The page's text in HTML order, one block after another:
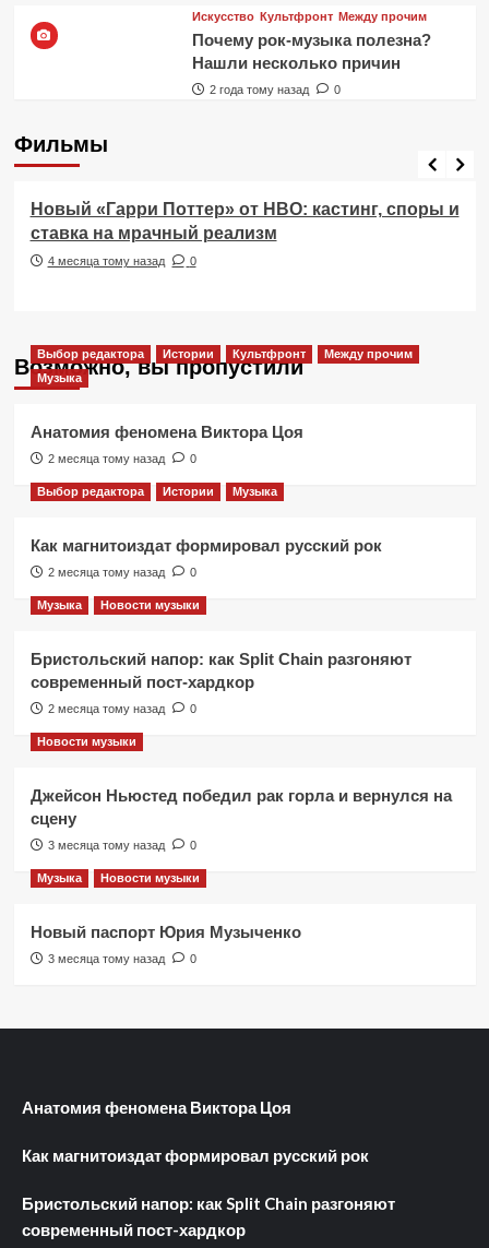
Искусство Культфронт Между прочим
Почему рок-музыка полезна?
Нашли несколько причин
2 года тому назад 0
Фильмы
Фильмы
Новый «Гарри Поттер» от HBO: кастинг, споры и
ставка на мрачный реализм
4 месяца тому назад 0
Возможно, вы пропустили
Выбор редактора Истории Культфронт
Между прочим
Музыка
Анатомия феномена Виктора Цоя
2 месяца тому назад 0
Выбор редактора Истории Музыка
Как магнитоиздат формировал русский рок
2 месяца тому назад 0
Музыка Новости музыки
Бристольский напор: как Split Chain разгоняют
современный пост-хардкор
2 месяца тому назад 0
Новости музыки
Джейсон Ньюстед победил рак горла и вернулся на
сцену
3 месяца тому назад 0
Музыка Новости музыки
Новый паспорт Юрия Музыченко
3 месяца тому назад 0
Анатомия феномена Виктора Цоя
Как магнитоиздат формировал русский рок
Бристольский напор: как Split Chain разгоняют
современный пост-хардкор